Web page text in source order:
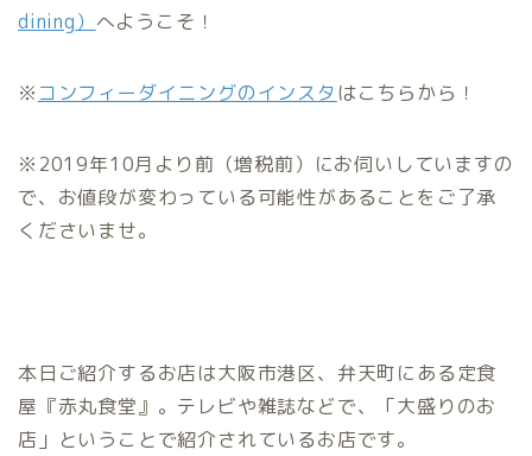
dining） へようこそ！
※ コンフィーダイニングのインスタ はこちらから！
※2019年10月より前（増税前）にお伺いしていますの
で、お値段が変わっている可能性があることをご了承
くださいませ。
本日ご紹介するお店は大阪市港区、弁天町にある定食
屋『赤丸食堂』。テレビや雑誌などで、「大盛りのお
店」ということで紹介されているお店です。